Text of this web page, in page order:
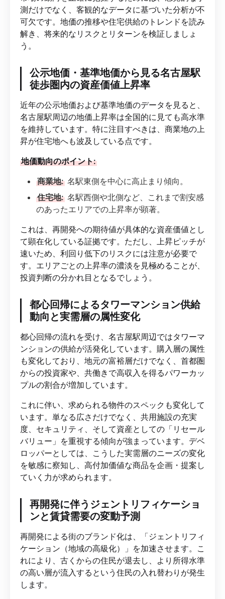
測だけでなく、客観的なデータに基づいた分析が不
可欠です。地価の推移や住宅供給のトレンドを読み
解き、将来的なリスクとリターンを検証しましょ
う。
公示地価・基準地価から見る名古屋駅
徒歩圏内の資産価値上昇率
近年の公示地価および基準地価のデータを見ると、
名古屋駅周辺の地価上昇率は全国的に見ても高水準
を維持しています。特に注目すべきは、商業地の上
昇が住宅地へも波及している点です。
地価動向のポイント:
商業地: 名駅東側を中心に高止まり傾向。
住宅地: 名駅西側や北側など、これまで割安感
のあったエリアでの上昇率が顕著。
これは、再開発への期待値が具体的な資産価値とし
て顕在化している証拠です。ただし、上昇ピッチが
速いため、利回り低下のリスクには注意が必要で
す。エリアごとの上昇率の濃淡を見極めることが、
投資判断の分かれ目となるでしょう。
都心回帰によるタワーマンション供給
動向と実需層の属性変化
都心回帰の流れを受け、名古屋駅周辺ではタワーマ
ンションの供給が活発化しています。購入層の属性
も変化しており、地元の富裕層だけでなく、首都圏
からの投資家や、共働きで高収入を得るパワーカッ
プルの割合が増加しています。
これに伴い、求められる物件のスペックも変化して
います。単なる広さだけでなく、共用施設の充実
度、セキュリティ、そして資産としての「リセール
バリュー」を重視する傾向が強まっています。デベ
ロッパーとしては、こうした実需層のニーズの変化
を敏感に察知し、高付加価値な商品を企画・提案し
ていく力が求められます。
再開発に伴うジェントリフィケーショ
ンと賃貸需要の変動予測
再開発による街のブランド化は、「ジェントリフィ
ケーション（地域の高級化）」を加速させます。こ
れにより、古くからの住民が退去し、より所得水準
の高い層が流入するという住民の入れ替わりが発生
します。